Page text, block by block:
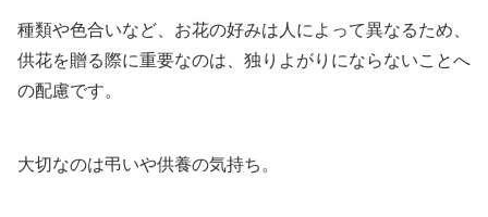
種類や色合いなど、お花の好みは人によって異なるため、
供花を贈る際に重要なのは、独りよがりにならないことへ
の配慮です。
大切なのは弔いや供養の気持ち。